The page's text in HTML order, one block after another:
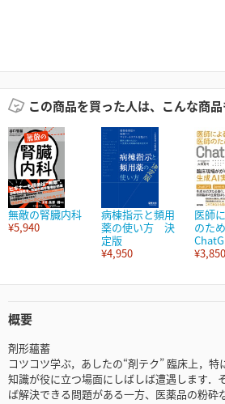
この商品を買った人は、こんな商品
無敵の腎臓内科
¥5,940
病棟指示と頻用
薬の使い方 決
定版
¥4,950
医師
のた
¥3,850
概要
剤形蘊蓄
コツコツ学ぶ，あしたの“剤テク” 臨床上，
知識が役に立つ場面にしばしば遭遇します．
ば解決できる問題がある一方、医薬品の粉砕